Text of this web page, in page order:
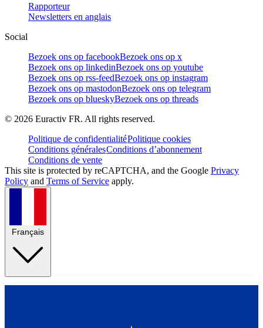
Rapporteur
Newsletters en anglais
Social
Bezoek ons op facebookBezoek ons op x
Bezoek ons op linkedinBezoek ons op youtube
Bezoek ons op rss-feedBezoek ons op instagram
Bezoek ons op mastodonBezoek ons op telegram
Bezoek ons op blueskyBezoek ons op threads
© 2026 Euractiv FR. All rights reserved.
Politique de confidentialitéPolitique cookies
Conditions généralesConditions d’abonnement
Conditions de vente
This site is protected by reCAPTCHA, and the Google Privacy
Policy and Terms of Service apply.
Français